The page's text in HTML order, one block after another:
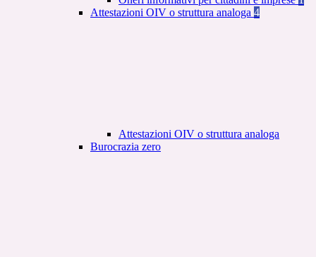
Attestazioni OIV o struttura analoga 4
Attestazioni OIV o struttura analoga
Burocrazia zero